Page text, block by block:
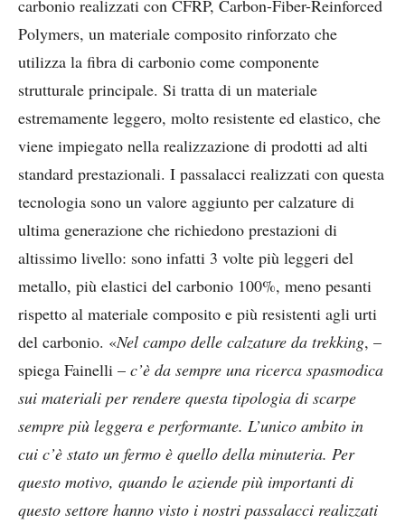
carbonio realizzati con CFRP, Carbon-Fiber-Reinforced
Polymers, un materiale composito rinforzato che
utilizza la fibra di carbonio come componente
strutturale principale. Si tratta di un materiale
estremamente leggero, molto resistente ed elastico, che
viene impiegato nella realizzazione di prodotti ad alti
standard prestazionali. I passalacci realizzati con questa
tecnologia sono un valore aggiunto per calzature di
ultima generazione che richiedono prestazioni di
altissimo livello: sono infatti 3 volte più leggeri del
metallo, più elastici del carbonio 100%, meno pesanti
rispetto al materiale composito e più resistenti agli urti
del carbonio. «Nel campo delle calzature da trekking, –
spiega Fainelli – c’è da sempre una ricerca spasmodica
sui materiali per rendere questa tipologia di scarpe
sempre più leggera e performante. L’unico ambito in
cui c’è stato un fermo è quello della minuteria. Per
questo motivo, quando le aziende più importanti di
questo settore hanno visto i nostri passalacci realizzati